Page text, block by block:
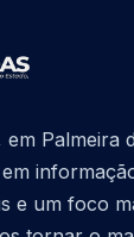
Palmeira
e um foco